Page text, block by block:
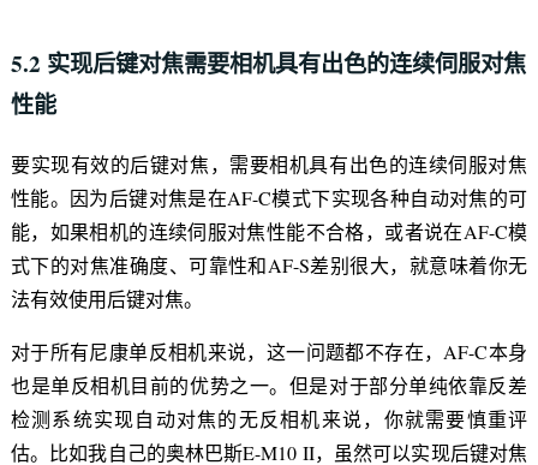
5.2 实现后键对焦需要相机具有出色的连续伺服对焦
性能
要实现有效的后键对焦，需要相机具有出色的连续伺服对焦
性能。因为后键对焦是在AF-C模式下实现各种自动对焦的可
能，如果相机的连续伺服对焦性能不合格，或者说在AF-C模
式下的对焦准确度、可靠性和AF-S差别很大，就意味着你无
法有效使用后键对焦。
对于所有尼康单反相机来说，这一问题都不存在，AF-C本身
也是单反相机目前的优势之一。但是对于部分单纯依靠反差
检测系统实现自动对焦的无反相机来说，你就需要慎重评
估。比如我自己的奥林巴斯E-M10 II，虽然可以实现后键对焦